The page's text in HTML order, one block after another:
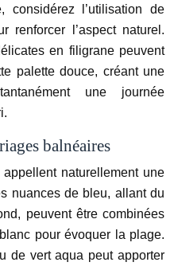
considérez l’utilisation de
renforcer l’aspect naturel.
en filigrane peuvent
palette douce, créant une
une journée
balnéaires
naturellement une
nuances de bleu, allant du
peuvent être combinées
pour évoquer la plage.
de vert aqua peut apporter